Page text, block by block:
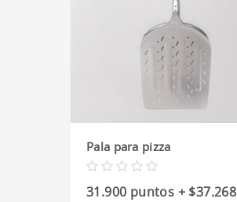
Pala para pizza
31.900 puntos + $37.268